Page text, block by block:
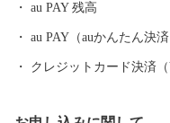
au PAY 残高
au PAY（auかんたん決
クレジットカード決済（